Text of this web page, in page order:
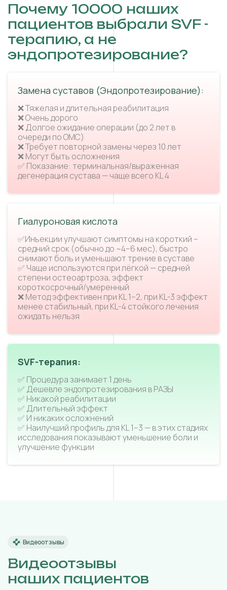
Почему 10000 наших
пациентов выбрали SVF -
терапию, а не
эндопротезирование?
Замена суставов (Эндопротезирование):
❌ Тяжелая и длительная реабилитация
❌ Очень дорого
❌ Долгое ожидание операции (до 2 лет в
очереди по ОМС)
❌ Требует повторной замены через 10 лет
❌ Могут быть осложнения
✅ Показание: терминальная/выраженная
дегенерация сустава — чаще всего KL 4
Гиалуроновая кислота
✅Инъекции улучшают симптомы на короткий –
средний срок (обычно до ~4–6 мес), быстро
снимают боль и уменьшают трение в суставе
✅ Чаще используются при лёгкой — средней
степени остеоартроза, эффект
короткосрочный/умеренный
❌ Метод эффективен при KL 1–2, при KL-3 эффект
менее стабильный, при KL-4 стойкого лечения
ожидать нельзя
SVF-терапия:
✅ Процедура занимает 1 день
✅ Дешевле эндопротезирования в РАЗЫ
✅ Никакой реабилитации
✅ Длительный эффект
✅ И никаких осложнений
✅ Наилучший профиль для KL 1–3 — в этих стадиях
исследования показывают уменьшение боли и
улучшение функции
Видеоотзывы
Видеоотзывы
наших пациентов